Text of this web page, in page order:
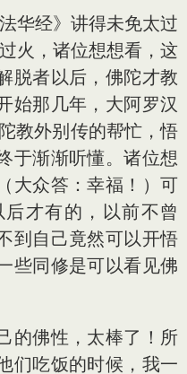
华经》讲得未免太过
火，诸位想想看，这
脱者以后，佛陀才教
始那几年，大阿罗汉
教外别传的帮忙，悟
于渐渐听懂。诸位想
大众答：幸福！）可
才有的，以前不曾
到自己竟然可以开悟
些同修是可以看见佛
的佛性，太棒了！所
们吃饭的时候，我一